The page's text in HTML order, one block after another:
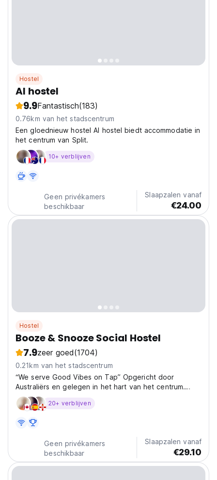
Hostel
AI hostel
9.9Fantastisch(183)
0.76km van het stadscentrum
Een gloednieuw hostel AI hostel biedt accommodatie in
het centrum van Split.
10+ verblijven
Geen privékamers
beschikbaar
Slaapzalen vanaf
€24.00
Hostel
Booze & Snooze Social Hostel
7.9zeer goed(1704)
0.21km van het stadscentrum
“We serve Good Vibes on Tap” Opgericht door
Australiërs en gelegen in het hart van het centrum.
Split hostel organiseert dagelijkse gratis unieke sociale
evenementen, zoals strand uitjes, groepsdiners, en
20+ verblijven
Geen privékamers
beschikbaar
Slaapzalen vanaf
€29.10